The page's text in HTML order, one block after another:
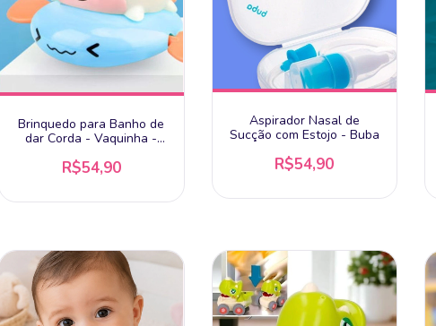
Brinquedo para Banho de
dar Corda - Vaquinha -
R$54,90
Aspirador Nasal de
Sucção com Estojo - Buba
R$54,90